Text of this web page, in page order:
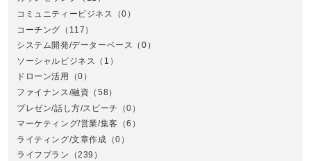
コミュニティービジネス
（0）
コーチング （117）
システム開発/データーベース （0）
ソーシャルビジネス （1）
ドローン活用
（0）
ファイナンス/融資 （58）
プレゼン/話し方/スピーチ
（0）
マーケティング/営業/集客 （6）
ライティング/文章作成 （0）
ライフプラン
（239）